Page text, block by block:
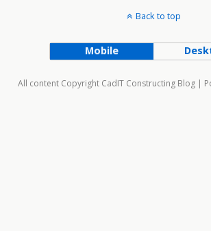
Back to top
Mobile
All content Copyright CadIT Constructing Blog |